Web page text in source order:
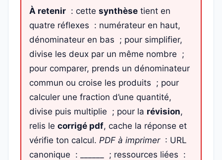
À retenir : cette synthèse tient en
quatre réflexes : numérateur en haut,
dénominateur en bas ; pour simplifier,
divise les deux par un même nombre ;
pour comparer, prends un dénominateur
commun ou croise les produits ; pour
calculer une fraction d’une quantité,
divise puis multiplie ; pour la révision,
relis le corrigé pdf, cache la réponse et
vérifie ton calcul. PDF à imprimer: URL
canonique : ______ ; ressources liées :